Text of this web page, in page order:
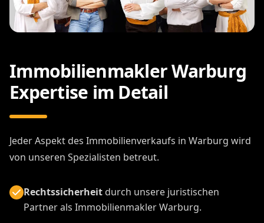
Immobilienmakler Warburg
Expertise im Detail
Jeder Aspekt des Immobilienverkaufs in Warburg wird
von unseren Spezialisten betreut.
Rechtssicherheitdurch unsere juristischen
Partner als Immobilienmakler Warburg.